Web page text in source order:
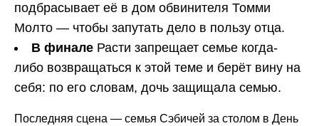
подбрасывает её в дом обвинителя Томми
Молто — чтобы запутать дело в пользу отца.
В финале Расти запрещает семье когда-
либо возвращаться к этой теме и берёт вину на
себя: по его словам, дочь защищала семью.
Последняя сцена — семья Сэбичей за столом в День